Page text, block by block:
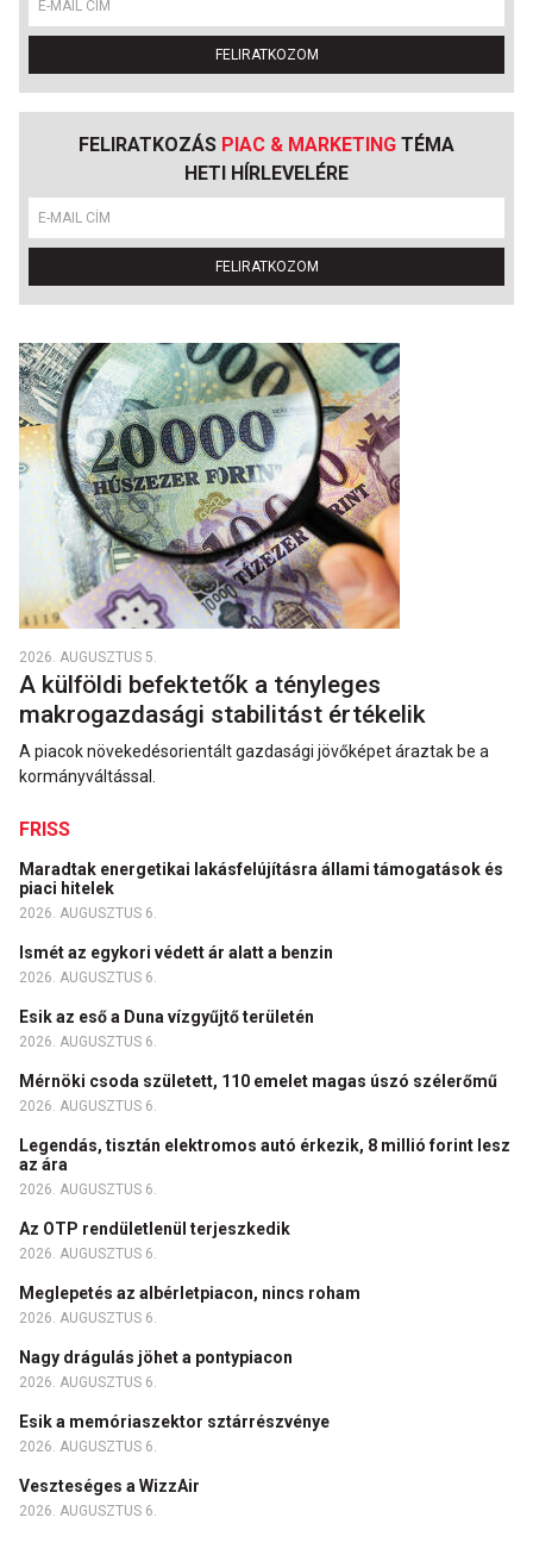
FELIRATKOZOM
FELIRATKOZÁS PIAC & MARKETING TÉMA
HETI HÍRLEVELÉRE
FELIRATKOZOM
2026. AUGUSZTUS 5.
A külföldi befektetők a tényleges
makrogazdasági stabilitást értékelik
A piacok növekedésorientált gazdasági jövőképet áraztak be a
kormányváltással.
FRISS
Maradtak energetikai lakásfelújításra állami támogatások és
piaci hitelek
2026. AUGUSZTUS 6.
Ismét az egykori védett ár alatt a benzin
2026. AUGUSZTUS 6.
Esik az eső a Duna vízgyűjtő területén
2026. AUGUSZTUS 6.
Mérnöki csoda született, 110 emelet magas úszó szélerőmű
2026. AUGUSZTUS 6.
Legendás, tisztán elektromos autó érkezik, 8 millió forint lesz
az ára
2026. AUGUSZTUS 6.
Az OTP rendületlenül terjeszkedik
2026. AUGUSZTUS 6.
Meglepetés az albérletpiacon, nincs roham
2026. AUGUSZTUS 6.
Nagy drágulás jöhet a pontypiacon
2026. AUGUSZTUS 6.
Esik a memóriaszektor sztárrészvénye
2026. AUGUSZTUS 6.
Veszteséges a WizzAir
2026. AUGUSZTUS 6.